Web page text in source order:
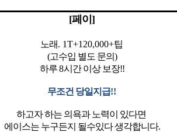
[페이]
노래. 1T+120,000+팁
(고수입 별도 문의)
하루8시간 이상 보장!!
무조건 당일지급!!
하고자 하는 의욕과 노력이 있다면
에이스는 누구든지 될수있다 생각합니다.